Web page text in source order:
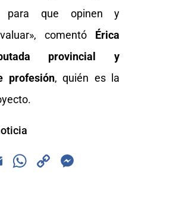
para que opinen y
comentó Érica
provincial y
profesión, quién es la
E
W
C